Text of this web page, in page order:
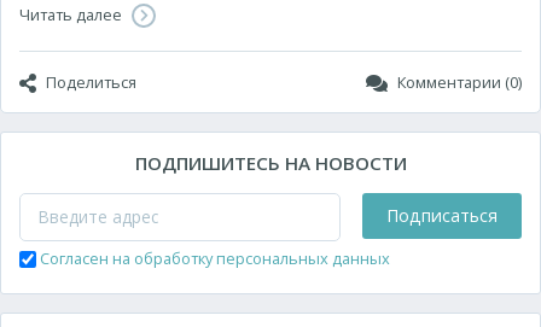
Читать далее
Поделиться Комментарии (0)
ПОДПИШИТЕСЬ НА НОВОСТИ
Подписаться
Согласен на обработку персональных данных